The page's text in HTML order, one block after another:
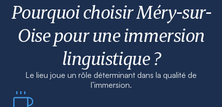
Pourquoi choisir Méry-sur-
Oise pour une immersion
linguistique ?
Le lieu joue un rôle déterminant dans la qualité de
l’immersion.